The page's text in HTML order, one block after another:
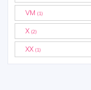
VM (1)
X (2)
XX (1)